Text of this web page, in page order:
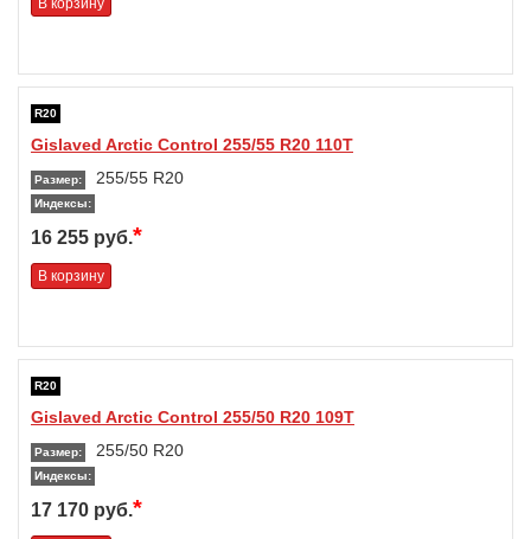
В корзину
R20
Gislaved Arctic Control 255/55 R20 110T
Размер: 255/55 R20
Индексы:
16 255 руб.*
В корзину
R20
Gislaved Arctic Control 255/50 R20 109T
Размер: 255/50 R20
Индексы:
17 170 руб.*